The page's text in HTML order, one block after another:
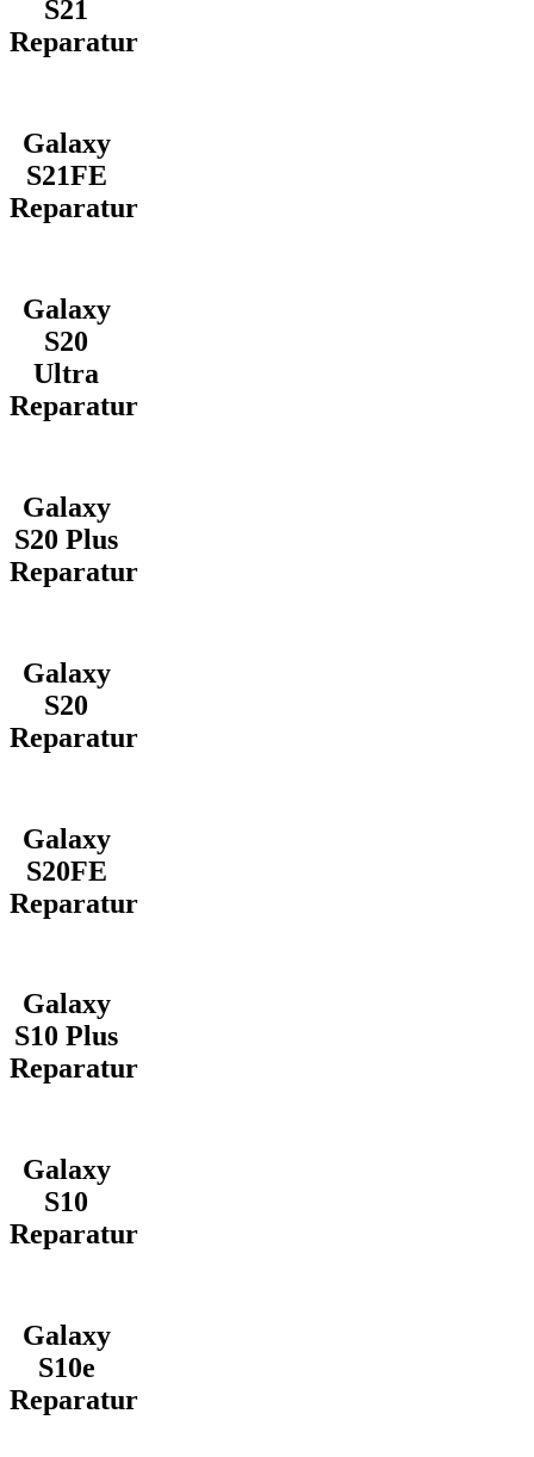
S21
Reparatur
Galaxy
S21FE
Reparatur
Galaxy
S20
Ultra
Reparatur
Galaxy
S20 Plus
Reparatur
Galaxy
S20
Reparatur
Galaxy
S20FE
Reparatur
Galaxy
S10 Plus
Reparatur
Galaxy
S10
Reparatur
Galaxy
S10e
Reparatur